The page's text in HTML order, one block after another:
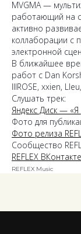
MVGMA —
работающий на
активно
коллаборации с
электронной
В ближайшее
работ с Dan
IIIROSE, xxien,
Слушать трек:
Яндекс Диск —
Фото для
Фото релиза
Сообщество
REFLEX ВКонтакте
REFLEX Music